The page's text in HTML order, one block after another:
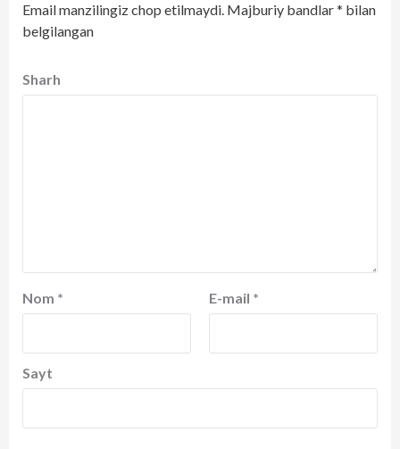
Email manzilingiz chop etilmaydi. Majburiy bandlar* bilan
belgilangan
Sharh
Nom * E-mail *
Sayt